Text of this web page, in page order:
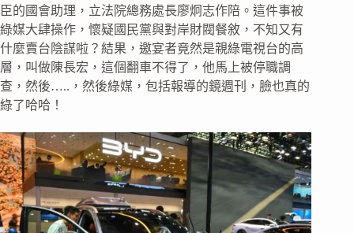
臣的國會助理，立法院總務處長廖炯志作陪。這件事被
綠媒大肆操作，懷疑國民黨與對岸財閥餐敘，不知又有
什麼賣台陰謀啦？結果，邀宴者竟然是親綠電視台的高
層，叫做陳長宏，這個翻車不得了，他馬上被停職調
查，然後…..，然後綠媒，包括報導的鏡週刊，臉也真的
綠了哈哈！